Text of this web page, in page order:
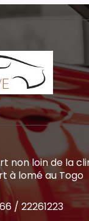
non loin de la
à lomé au Togo
/ 22261223